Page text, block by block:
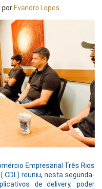
por Evandro Lopes
Empresarial Três Rios
CDL) reuniu, nesta segunda-
de delivery, poder